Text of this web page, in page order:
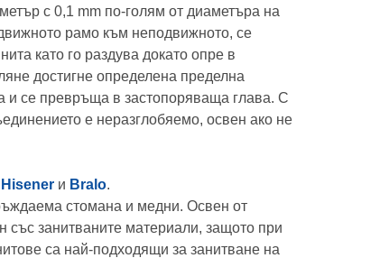
с 0,1 mm по-голям от диаметъра на
рамо към неподвижното, се
като го раздува докато опре в
достигне определена пределна
и се превръща в застопоряваща глава. С
е неразглобяемо, освен ако не
Hisener и Bralo.
стомана и медни. Освен от
занитваните материали, защото при
са най-подходящи за занитване на